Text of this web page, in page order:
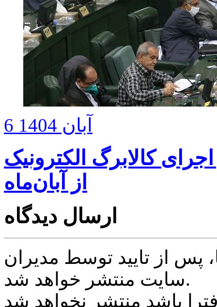
6 آبان 1404
اجرای کالابرگ الکترونیک
از آبان‌ماه
ارسال دیدگاه
از تایید توسط مدیران
سایت منتشر خواهد شد.